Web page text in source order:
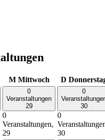
M Mittwoch D
0
Veranstaltungen
29
0
Veranstaltungen,
29
0
30
0
30